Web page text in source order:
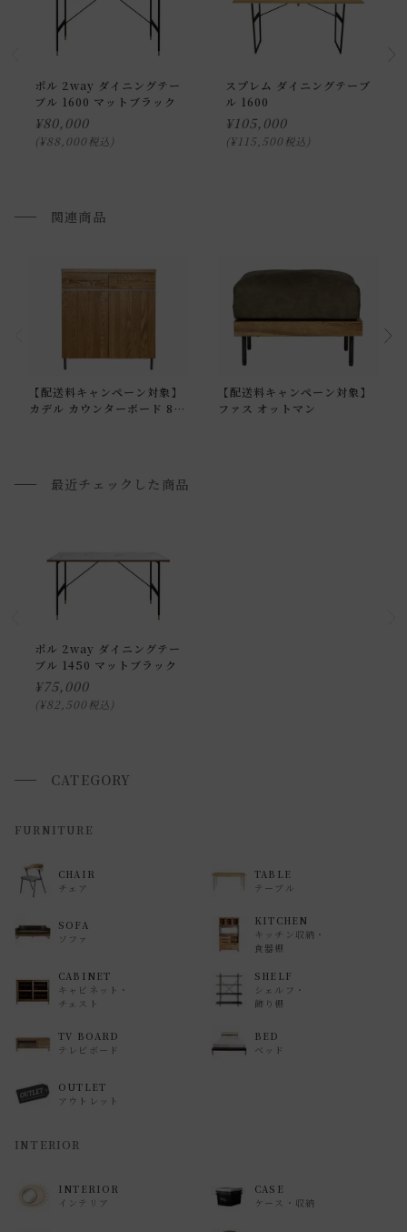
※室内への搬入、設置、商品組み立てサービスは行っており
ません。
搬入のお手伝いをお願いさせて頂く場合がございます。
プルダウンからお住まいの地域の送料をお選び頂き、ご注文
下さい。
開梱設置配送の場合、お品物をお客様のお部屋までお届け
し、専用スタッフが商品の組み立てを行います。
開梱設置を選択された場合は代金引換はご利用頂けません。
プルダウンからお住まいの地域の「開梱設置送料」をお選び
頂き、ご注文下さい。
■ご不明な点やご希望がございましたら、お気軽にお問い合
返品・交換について
返品等の詳細は「 お買い物ガイド(返品・交換について)
ご覧ください。
ポル 2way ダイニングテー
ブル 1600 マットブラック
¥80,000
¥88,000 税込
スプレム ダイニングテーブ
ル 1600
¥105,000
¥115,500 税込
関連商品
【配送料キャンペーン対象】
カデル カウンターボード 800
【配送料キャンペーン対象】
ファス オットマン
最近チェックした商品
ポル 2way ダイニングテー
ブル 1450 マットブラック
¥75,000
¥82,500 税込
CATEGORY
FURNITURE
CHAIR
チェア
TABLE
テーブル
SOFA
ソファ
KITCHEN
キッチン収納・
食器棚
CABINET
キャビネット・
チェスト
SHELF
シェルフ・
飾り棚
TV BOARD
テレビボード
BED
ベッド
OUTLET
アウトレット
INTERIOR
INTERIOR
インテリア
CASE
ケース・収納